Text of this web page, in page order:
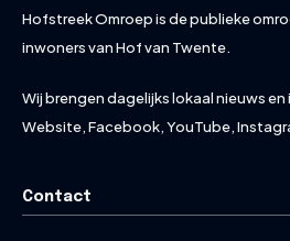
Hofstreek Omroep is de publieke
inwoners van Hof van Twente.
Wij brengen dagelijks lokaal nieuws en
Website, Facebook, YouTube,
Contact